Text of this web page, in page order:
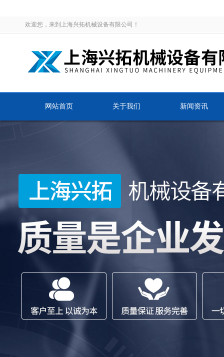
欢迎您，来到上海兴拓机械设备有限公司！
网站首页 关于我们 新闻资讯